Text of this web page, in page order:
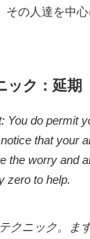
その人達を中
ック：延期
You do permit
that your
the worry and
zero to help.
クニック。ま